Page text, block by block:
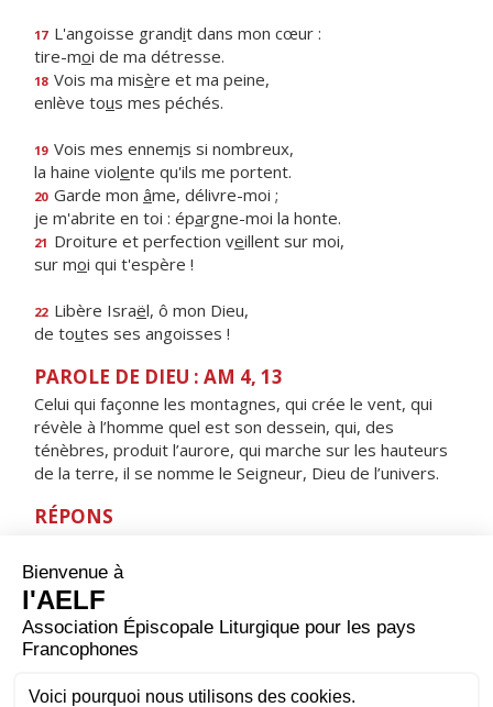
17 L'angoisse grandit dans mon cœur :
tire-moi de ma détresse.
18 Vois ma misère et ma peine,
enlève tous mes péchés.
19 Vois mes ennemis si nombreux,
la haine violente qu'ils me portent.
20 Garde mon âme, délivre-moi ;
je m'abrite en toi : épargne-moi la honte.
21 Droiture et perfection veillent sur moi,
sur moi qui t'espère !
22 Libère Israël, ô mon Dieu,
de toutes ses angoisses !
PAROLE DE DIEU : AM 4, 13
Celui qui façonne les montagnes, qui crée le vent, qui
révèle à l’homme quel est son dessein, qui, des
ténèbres, produit l’aurore, qui marche sur les hauteurs
de la terre, il se nomme le Seigneur, Dieu de l’univers.
RÉPONS
:
à lui haute gloire, louange éternelle.
ORAISON
Père saint, nous rappelant cette heure où l'Esprit